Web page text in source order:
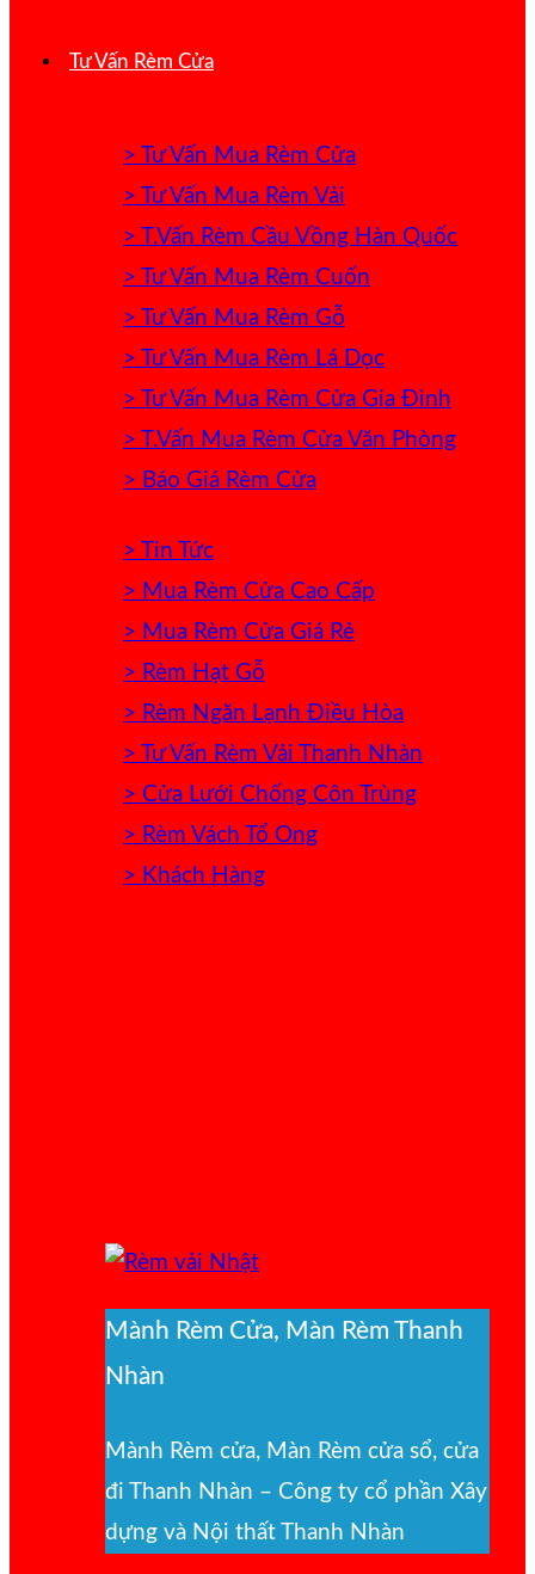
Tư Vấn Rèm Cửa
> Tư Vấn Mua Rèm Cửa
> Tư Vấn Mua Rèm Vải
> T.Vấn Rèm Cầu Vồng Hàn Quốc
> Tư Vấn Mua Rèm Cuốn
> Tư Vấn Mua Rèm Gỗ
> Tư Vấn Mua Rèm Lá Dọc
> Tư Vấn Mua Rèm Cửa Gia Đình
> T.Vấn Mua Rèm Cửa Văn Phòng
> Báo Giá Rèm Cửa
> Tin Tức
> Mua Rèm Cửa Cao Cấp
> Mua Rèm Cửa Giá Rẻ
> Rèm Hạt Gỗ
> Rèm Ngăn Lạnh Điều Hòa
> Tư Vấn Rèm Vải Thanh Nhàn
> Cửa Lưới Chống Côn Trùng
> Rèm Vách Tổ Ong
> Khách Hàng
Mành Rèm Cửa, Màn Rèm Thanh
Nhàn
Mành Rèm cửa, Màn Rèm cửa sổ, cửa
đi Thanh Nhàn – Công ty cổ phần Xây
dựng và Nội thất Thanh Nhàn